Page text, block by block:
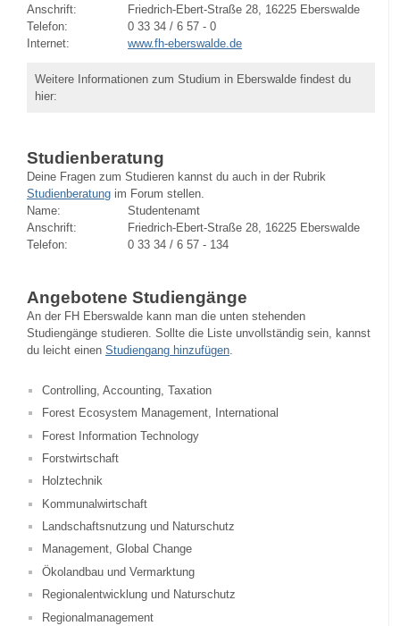
Anschrift:
Friedrich-Ebert-Straße 28, 16225 Eberswalde
Telefon:
0 33 34 / 6 57 - 0
Internet:
www.fh-eberswalde.de
Weitere Informationen zum Studium in Eberswalde findest du
hier:
Studienberatung
Deine Fragen zum Studieren kannst du auch in der Rubrik
Studienberatung im Forum stellen.
Name:
Studentenamt
Anschrift:
Friedrich-Ebert-Straße 28, 16225 Eberswalde
Telefon:
0 33 34 / 6 57 - 134
Angebotene Studiengänge
An der FH Eberswalde kann man die unten stehenden
Studiengänge studieren. Sollte die Liste unvollständig sein, kannst
du leicht einen Studiengang hinzufügen.
Controlling, Accounting, Taxation
Forest Ecosystem Management, International
Forest Information Technology
Forstwirtschaft
Holztechnik
Kommunalwirtschaft
Landschaftsnutzung und Naturschutz
Management, Global Change
Ökolandbau und Vermarktung
Regionalentwicklung und Naturschutz
Regionalmanagement